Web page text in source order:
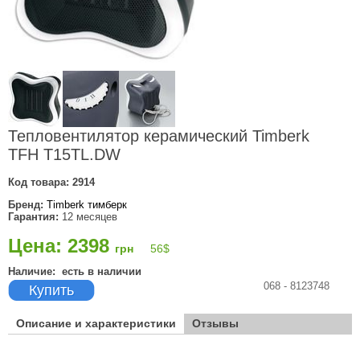
Тепловентилятор керамический Timberk
TFH T15TL.DW
Код товара: 2914
Бренд: Timberk тимберк
Гарантия: 12 месяцев
Цена: 2398 грн 56$
Наличие: есть в наличии
Купить 068 - 8123748
Описание и характеристики Отзывы